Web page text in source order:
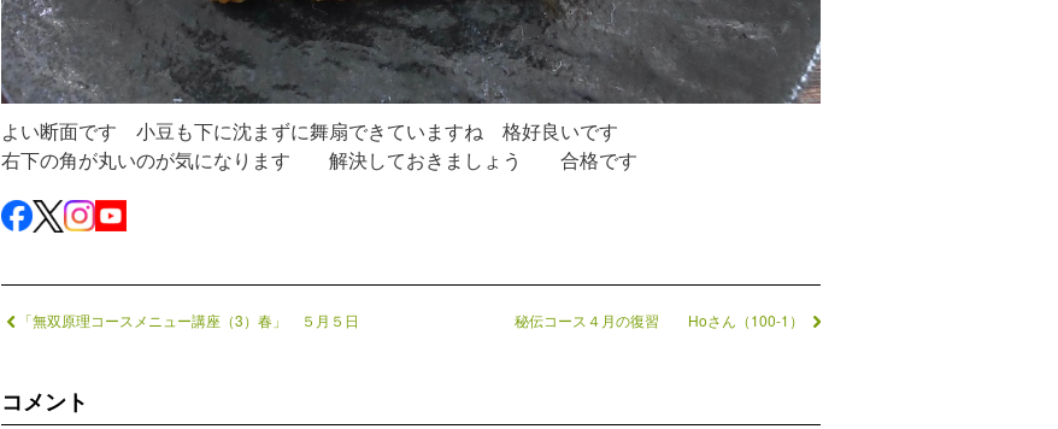
よい断面です 小豆も下に沈まずに舞扇できていますね 格好良いです
右下の角が丸いのが気になります 解決しておきましょう 合格です
「無双原理コースメニュー講座（3）春」 ５月５日 秘伝コース４月の復習 Hoさん（100-1）
コメント